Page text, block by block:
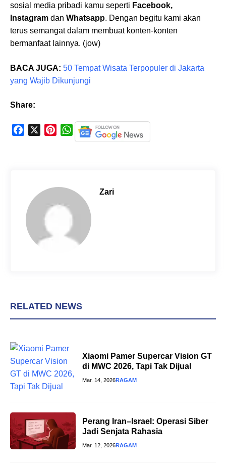
sosial media pribadi kamu seperti Facebook,
Instagram dan Whatsapp. Dengan begitu kami akan
terus semangat dalam membuat konten-konten
bermanfaat lainnya. (jow)
BACA JUGA: 50 Tempat Wisata Terpopuler di Jakarta
yang Wajib Dikunjungi
Share:
k
W
h
A
Zari
RELATED NEWS
Xiaomi Pamer Supercar Vision GT
di MWC 2026, Tapi Tak Dijual
Mar. 14, 2026RAGAM
Perang Iran–Israel: Operasi Siber
Jadi Senjata Rahasia
Mar. 12, 2026RAGAM